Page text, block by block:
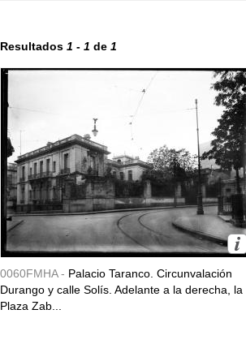
Resultados 1 - 1 de 1
0060FMHA - Palacio Taranco. Circunvalación
Durango y calle Solís. Adelante a la derecha, la
Plaza Zab...